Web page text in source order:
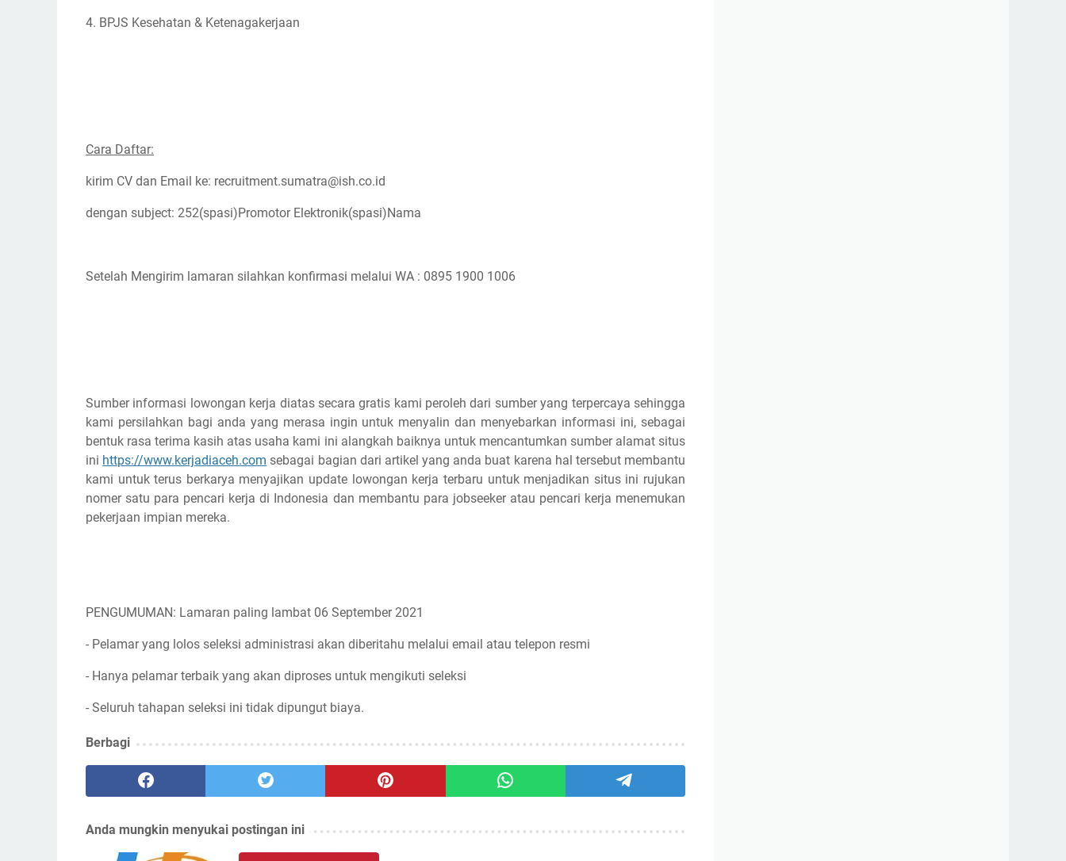
4. BPJS Kesehatan & Ketenagakerjaan
Cara Daftar:
kirim CV dan Email ke: recruitment.sumatra@ish.co.id
dengan subject: 252(spasi)Promotor Elektronik(spasi)Nama
Setelah Mengirim lamaran silahkan konfirmasi melalui WA : 0895 1900 1006
Sumber informasi lowongan kerja diatas secara gratis kami peroleh dari sumber yang terpercaya sehingga
kami persilahkan bagi anda yang merasa ingin untuk menyalin dan menyebarkan informasi ini, sebagai
bentuk rasa terima kasih atas usaha kami ini alangkah baiknya untuk mencantumkan sumber alamat situs
ini https://www.kerjadiaceh.com sebagai bagian dari artikel yang anda buat karena hal tersebut membantu
kami untuk terus berkarya menyajikan update lowongan kerja terbaru untuk menjadikan situs ini rujukan
nomer satu para pencari kerja di Indonesia dan membantu para jobseeker atau pencari kerja menemukan
pekerjaan impian mereka.
PENGUMUMAN: Lamaran paling lambat 06 September 2021
- Pelamar yang lolos seleksi administrasi akan diberitahu melalui email atau telepon resmi
- Hanya pelamar terbaik yang akan diproses untuk mengikuti seleksi
- Seluruh tahapan seleksi ini tidak dipungut biaya.
Berbagi
Anda mungkin menyukai postingan ini